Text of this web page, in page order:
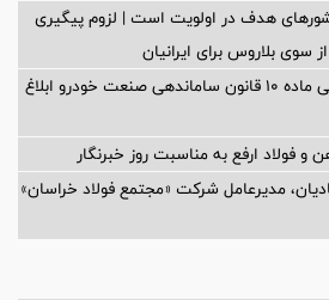
کشورهای هدف در اولویت است | لزوم پیگیری
سوی بلاروس برای ایرانیان
اصلاحیه آیین نامه اجرایی ماده ۱۰ قانون ساماندهی صنعت خودرو ابلاغ
فولاد ارفع به مناسبت روز خبرنگار
مدیرعامل شرکت «مجتمع فولاد خراسان»